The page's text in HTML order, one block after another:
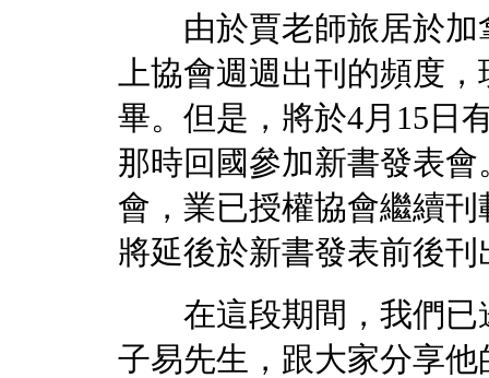
由於賈老師旅居於加
上協會週週出刊的頻度
畢。但是，將於4月15日
那時回國參加新書發表
會，業已授權協會繼續
將延後於新書發表前後刊
在這段期間，我們已
子易先生，跟大家分享